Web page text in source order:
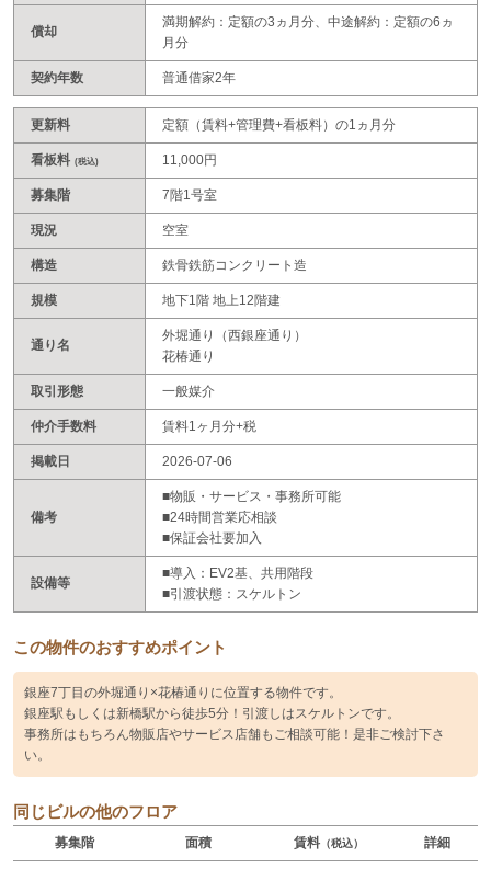
償却
満期解約：定額の3ヵ月分、中途解約：定額の6ヵ
月分
契約年数 普通借家2年
更新料 定額（賃料+管理費+看板料）の1ヵ月分
看板料 (税込) 11,000円
募集階 7階1号室
現況 空室
構造 鉄骨鉄筋コンクリート造
規模 地下1階 地上12階建
通り名
外堀通り（西銀座通り）
花椿通り
取引形態 一般媒介
仲介手数料 賃料1ヶ月分+税
掲載日 2026-07-06
備考
■物販・サービス・事務所可能
■24時間営業応相談
■保証会社要加入
設備等
■導入：EV2基、共用階段
■引渡状態：スケルトン
この物件のおすすめポイント
銀座7丁目の外堀通り×花椿通りに位置する物件です。
銀座駅もしくは新橋駅から徒歩5分！引渡しはスケルトンです。
事務所はもちろん物販店やサービス店舗もご相談可能！是非ご検討下さ
い。
同じビルの他のフロア
募集階 面積 賃料（税込） 詳細